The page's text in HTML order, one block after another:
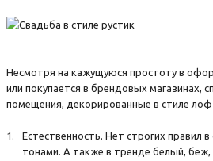
Несмотря на кажущуюся простоту в
или покупается в брендовых магазинах,
помещения, декорированные в стиле
Естественность. Нет строгих правил
тонами. А также в тренде белый,